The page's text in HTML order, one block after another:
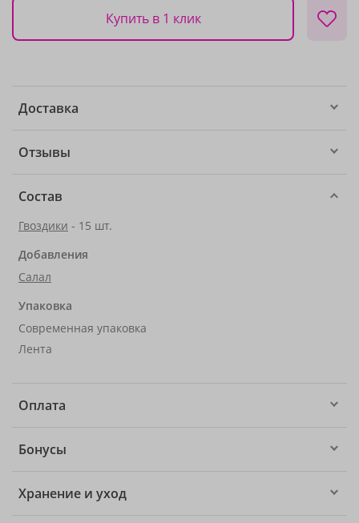
Купить в 1 клик
Доставка
Отзывы
Состав
Гвоздики - 15 шт.
Добавления
Салал
Упаковка
Современная упаковка
Лента
Оплата
Бонусы
Хранение и уход